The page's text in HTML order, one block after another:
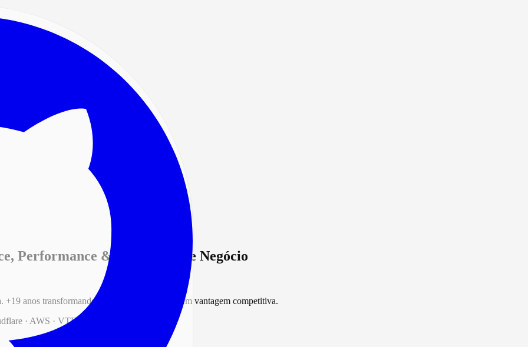
, Performance & Estratégia de Negócio
anos transformando complexidade técnica em vantagem competitiva.
· AWS · VTEX · Shopify